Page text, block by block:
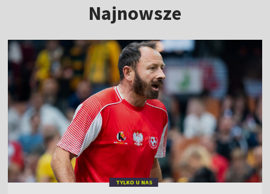
Najnowsze
TYLKO U NAS